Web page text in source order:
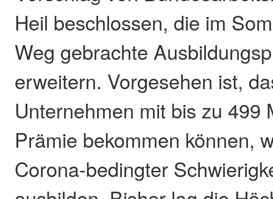
Heil beschlossen, die im
Weg gebrachte
erweitern. Vorgesehen ist,
Unternehmen mit bis zu 499
Prämie bekommen können,
Corona-bedingter